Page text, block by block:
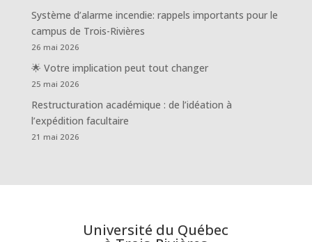
Système d’alarme incendie: rappels importants pour le
campus de Trois-Rivières
26 mai 2026
🌟 Votre implication peut tout changer
25 mai 2026
Restructuration académique : de l’idéation à
l’expédition facultaire
21 mai 2026
Université du Québec